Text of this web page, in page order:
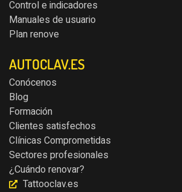
Control e indicadores
Manuales de usuario
Plan renove
AUTOCLAV.ES
Conócenos
Blog
Formación
Clientes satisfechos
Clínicas Comprometidas
Sectores profesionales
¿Cuándo renovar?
Tattooclav.es